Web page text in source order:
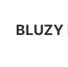
BLUZY